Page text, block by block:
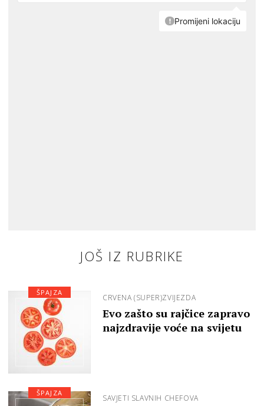
JOŠ IZ RUBRIKE
CRVENA (SUPER)ZVIJEZDA
Evo zašto su rajčice zapravo
najzdravije voće na svijetu
ŠPAJZA
SAVJETI SLAVNIH CHEFOVA
ŠPAJZA